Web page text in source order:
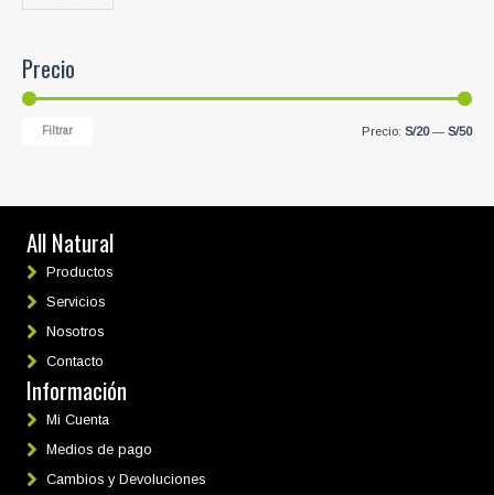
Precio
PP
Filtrar Precio: S/20— S/50
All Natural
Productos
Servicios
Nosotros
Contacto
Información
Mi Cuenta
Medios de pago
Cambios y Devoluciones